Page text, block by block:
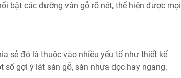
bật các đường vân gỗ rõ nét, thể hiện được mọi
sẻ đó là thuộc vào nhiều yếu tố như thiết kế
gợi ý lát sàn gỗ, sàn nhựa dọc hay ngang.